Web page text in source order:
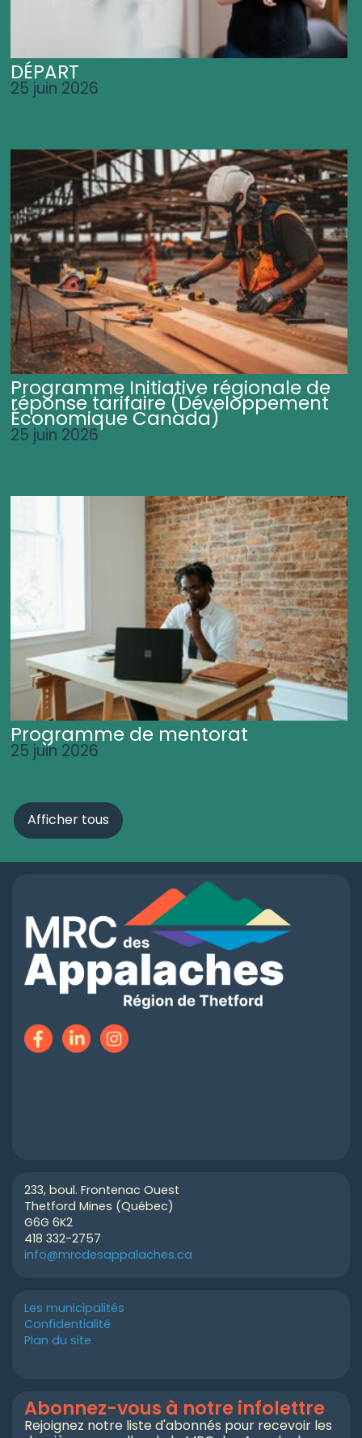
DÉPART
25 juin 2026
Programme Initiative régionale de
réponse tarifaire (Développement
Économique Canada)
25 juin 2026
Programme de mentorat
25 juin 2026
Afficher tous
233, boul. Frontenac Ouest
Thetford Mines (Québec)
G6G 6K2
418 332-2757
info@mrcdesappalaches.ca
Les municipalités
Confidentialité
Plan du site
Abonnez-vous à notre infolettre
Rejoignez notre liste d'abonnés pour recevoir les